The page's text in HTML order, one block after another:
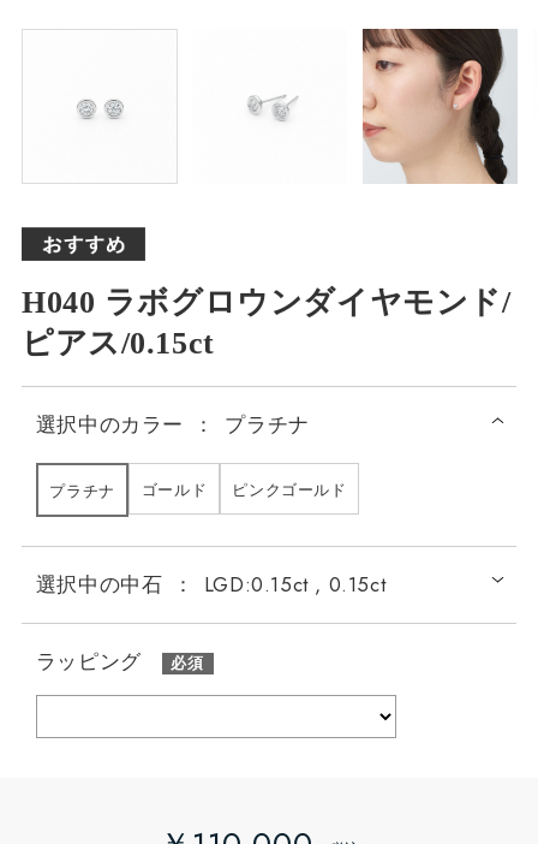
H040 ラボグロウンダイヤモンド/
ピアス/0.15ct
選択中のカラー ： プラチナ
プラチナ ゴールド ピンクゴールド
選択中の中石 ： LGD:0.15ct , 0.15ct
ラッピング